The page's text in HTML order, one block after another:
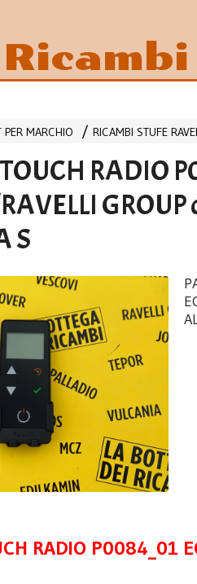
PER MARCHIO RICAMBI STUFE
RADIO
S
RADIO P0084_01